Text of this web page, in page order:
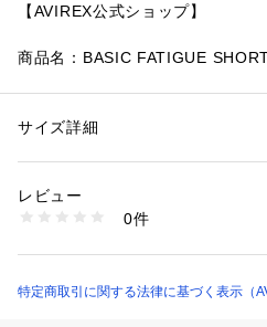
【AVIREX公式ショップ】
商品名：BASIC FATIGUE
性別：メンズ
素材：コットン 100%
洗濯：30℃非常に弱い 漂白× アイロン
干し ウェット弱い
商品番号：1531400005547 （モール）
サイズ詳細
レビュー
0件
特定商取引に関する法律に基づく表示（